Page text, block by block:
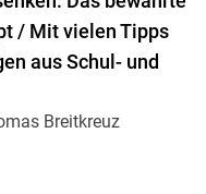
/ Mit vielen Tipps
aus Schul- und
Breitkreuz